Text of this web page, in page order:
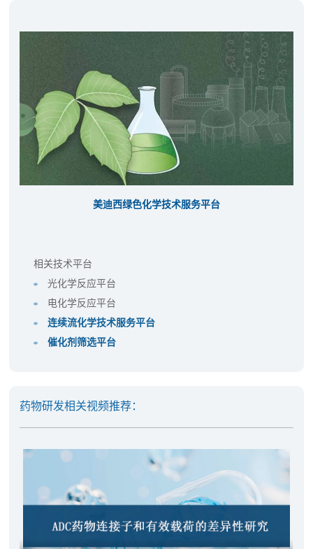
美迪西绿色化学技术服务平台
相关技术平台
光化学反应平台
电化学反应平台
连续流化学技术服务平台
催化剂筛选平台
药物研发相关视频推荐：